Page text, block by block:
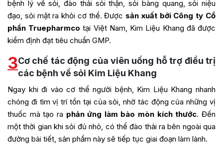
bệnh lý về sỏi, đào thải sỏi thận, sỏi bàng quang, sỏi niệu
đạo, sỏi mật ra khỏi cơ thể. Được sản xuất bởi Công ty Cổ
phần Truepharmcotại Việt Nam, Kim Liệu Khang đã được
kiểm định đạt tiêu chuẩn GMP.
3Cơ chế tác động của viên uống hỗ trợ điều trị
các bệnh về sỏi Kim Liệu Khang
Ngay khi đi vào cơ thể người bệnh, Kim Liệu Khang nhanh
chóng đi tìm vị trí tồn tại của sỏi, nhờ tác động của những vị
thuốc mà tạo ra phản ứng làm bào mòn kích thước. Đến
một thời gian khi sỏi đủ nhỏ, có thể đào thải ra bên ngoài qua
đường bài tiết, sản phẩm này sẽ tiếp tục giai đoạn làm lành.